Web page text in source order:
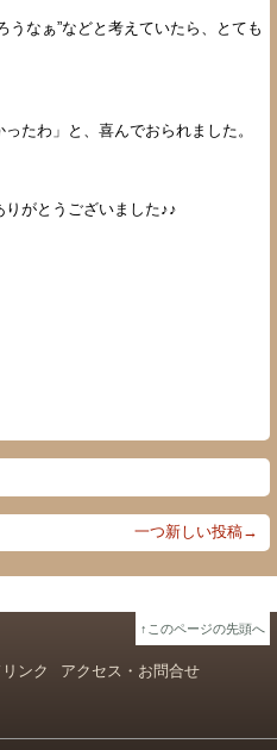
うなぁ”などと考えていたら、とても
たわ」と、喜んでおられました。
りがとうございました♪♪
一つ新しい投稿→
↑このページの先頭へ
ンク
アクセス・お問合せ